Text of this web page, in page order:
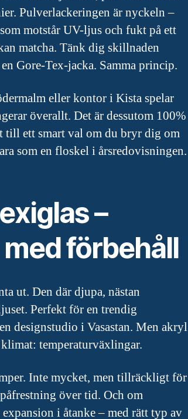
Pulverlackeringen är nyckeln –
motstår UV-ljus och fukt på ett
matcha. Tänk dig skillnaden
Gore-Tex-jacka. Samma princip.
eller kontor i Kista spelar
överallt. Det är dessutom 100%
ett smart val om du bryr dig om
som en floskel i årsredovisningen.
–
förbehåll
ut. Den där djupa, nästan
Perfekt för en trendig
designstudio i Vasastan. Men akryl
temperaturväxlingar.
Inte mycket, men tillräckligt för
över tid. Och om
i åtanke – med rätt typ av